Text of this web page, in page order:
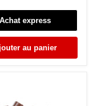
Achat express
au panier